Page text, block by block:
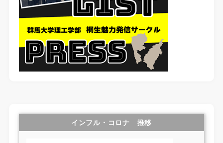
インフル・コロナ 推移